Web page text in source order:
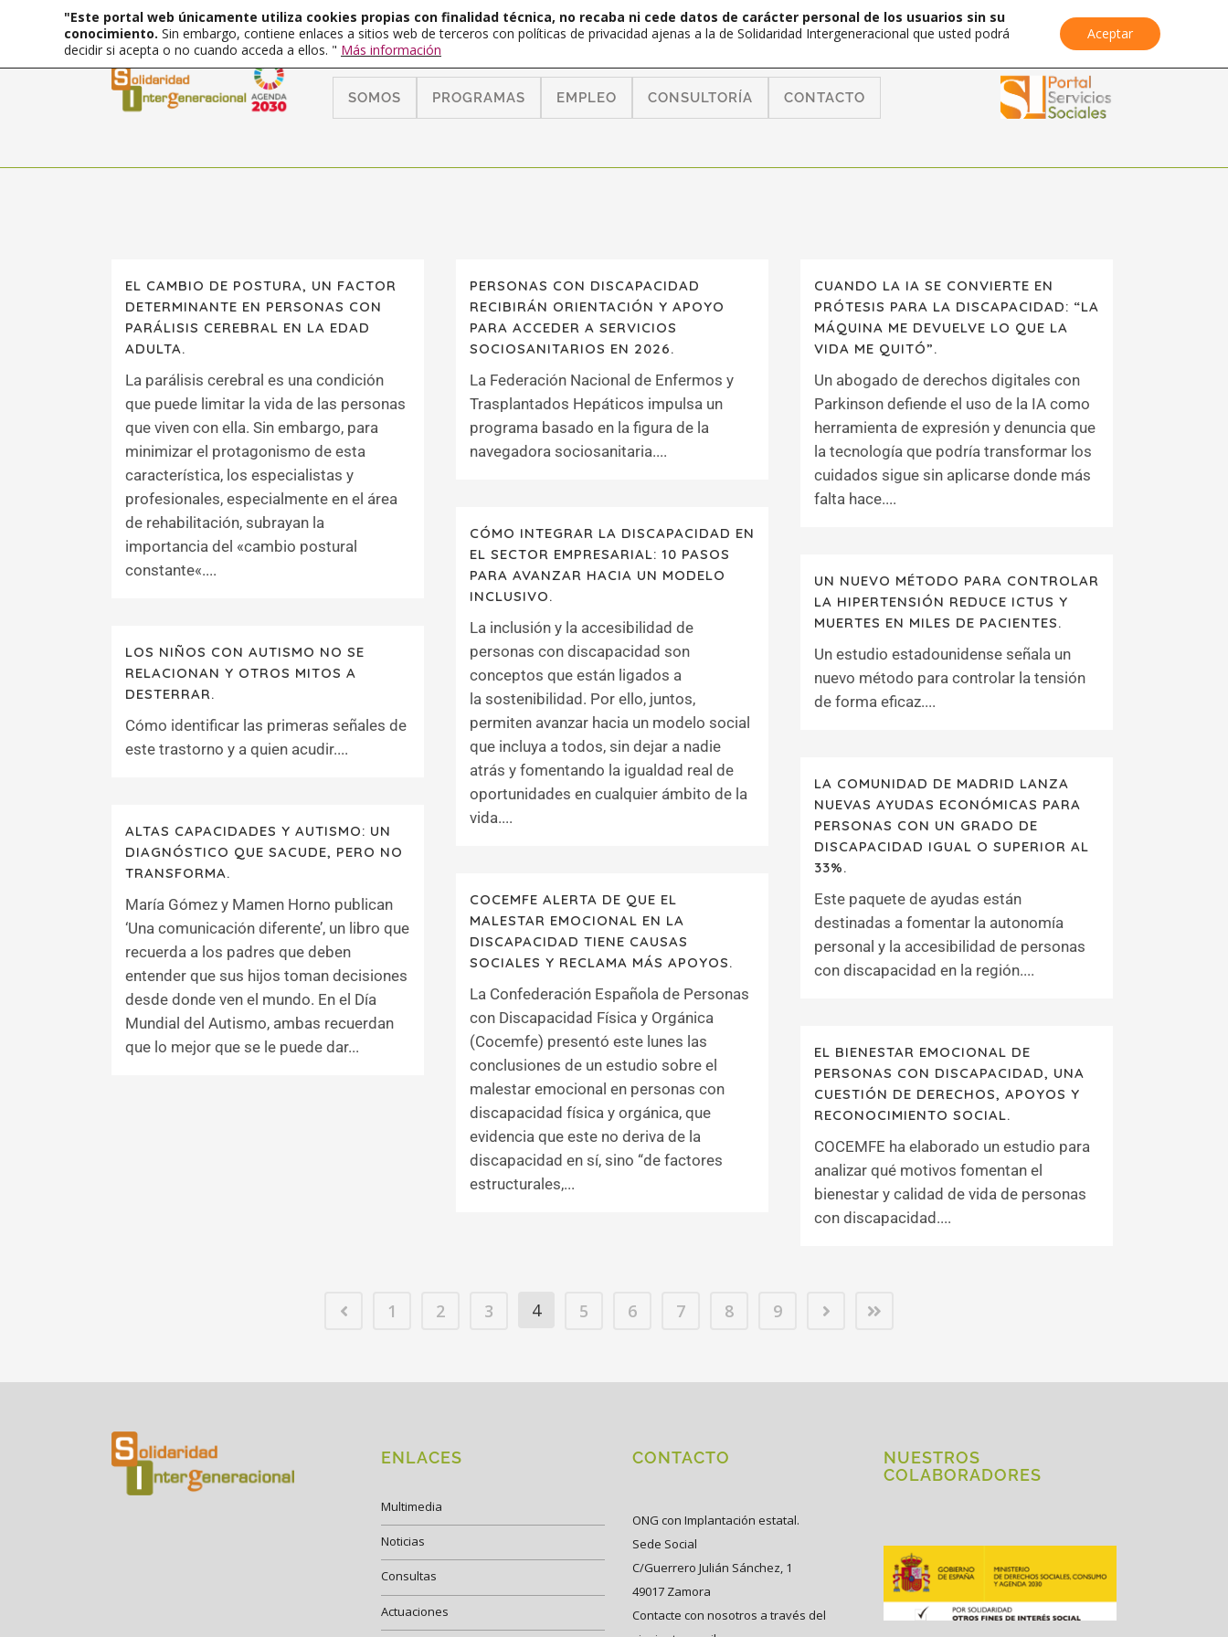
SOMOS PROGRAMAS EMPLEO CONSULTORÍA CONTACTO
EL CAMBIO DE POSTURA, UN FACTOR
DETERMINANTE EN PERSONAS CON
PARÁLISIS CEREBRAL EN LA EDAD
ADULTA.
La parálisis cerebral es una condición
que puede limitar la vida de las personas
que viven con ella. Sin embargo, para
minimizar el protagonismo de esta
característica, los especialistas y
profesionales, especialmente en el área
de rehabilitación, subrayan la
importancia del «cambio postural
constante«....
PERSONAS CON DISCAPACIDAD
RECIBIRÁN ORIENTACIÓN Y APOYO
PARA ACCEDER A SERVICIOS
SOCIOSANITARIOS EN 2026.
La Federación Nacional de Enfermos y
Trasplantados Hepáticos impulsa un
programa basado en la figura de la
navegadora sociosanitaria....
CUANDO LA IA SE CONVIERTE EN
PRÓTESIS PARA LA DISCAPACIDAD: “LA
MÁQUINA ME DEVUELVE LO QUE LA
VIDA ME QUITÓ”.
Un abogado de derechos digitales con
Parkinson defiende el uso de la IA como
herramienta de expresión y denuncia que
la tecnología que podría transformar los
cuidados sigue sin aplicarse donde más
falta hace....
CÓMO INTEGRAR LA DISCAPACIDAD EN
EL SECTOR EMPRESARIAL: 10 PASOS
PARA AVANZAR HACIA UN MODELO
INCLUSIVO.
La inclusión y la accesibilidad de
personas con discapacidad son
conceptos que están ligados a
la sostenibilidad. Por ello, juntos,
permiten avanzar hacia un modelo social
que incluya a todos, sin dejar a nadie
atrás y fomentando la igualdad real de
oportunidades en cualquier ámbito de la
vida....
UN NUEVO MÉTODO PARA CONTROLAR
LA HIPERTENSIÓN REDUCE ICTUS Y
MUERTES EN MILES DE PACIENTES.
Un estudio estadounidense señala un
nuevo método para controlar la tensión
de forma eficaz....
LOS NIÑOS CON AUTISMO NO SE
RELACIONAN Y OTROS MITOS A
DESTERRAR.
Cómo identificar las primeras señales de
este trastorno y a quien acudir....
LA COMUNIDAD DE MADRID LANZA
NUEVAS AYUDAS ECONÓMICAS PARA
PERSONAS CON UN GRADO DE
DISCAPACIDAD IGUAL O SUPERIOR AL
33%.
Este paquete de ayudas están
destinadas a fomentar la autonomía
personal y la accesibilidad de personas
con discapacidad en la región....
ALTAS CAPACIDADES Y AUTISMO: UN
DIAGNÓSTICO QUE SACUDE, PERO NO
TRANSFORMA.
María Gómez y Mamen Horno publican
‘Una comunicación diferente’, un libro que
recuerda a los padres que deben
entender que sus hijos toman decisiones
desde donde ven el mundo. En el Día
Mundial del Autismo, ambas recuerdan
que lo mejor que se le puede dar...
COCEMFE ALERTA DE QUE EL
MALESTAR EMOCIONAL EN LA
DISCAPACIDAD TIENE CAUSAS
SOCIALES Y RECLAMA MÁS APOYOS.
La Confederación Española de Personas
con Discapacidad Física y Orgánica
(Cocemfe) presentó este lunes las
conclusiones de un estudio sobre el
malestar emocional en personas con
discapacidad física y orgánica, que
evidencia que este no deriva de la
discapacidad en sí, sino “de factores
estructurales,...
EL BIENESTAR EMOCIONAL DE
PERSONAS CON DISCAPACIDAD, UNA
CUESTIÓN DE DERECHOS, APOYOS Y
RECONOCIMIENTO SOCIAL.
COCEMFE ha elaborado un estudio para
analizar qué motivos fomentan el
bienestar y calidad de vida de personas
con discapacidad....
1 2 3 4 5 6 7 8 9
ENLACES
Multimedia
Noticias
Consultas
Actuaciones
CONTACTO
ONG con Implantación estatal.
Sede Social
C/Guerrero Julián Sánchez, 1
49017 Zamora
Contacte con nosotros a través del
NUESTROS
COLABORADORES
"Este portal web únicamente utiliza cookies propias con finalidad técnica, no recaba ni cede datos de carácter personal de los usuarios sin su
conocimiento. Sin embargo, contiene enlaces a sitios web de terceros con políticas de privacidad ajenas a la de Solidaridad Intergeneracional que usted podrá
decidir si acepta o no cuando acceda a ellos. " Más información
Aceptar